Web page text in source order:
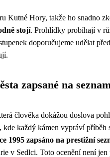
Kutné Hory, takže ho snadno
stojí. Prohlídky probíhají v
doporučujeme udělat
zapsané na
člověka dokážou doslova
kde každý kámen vypráví
1995 zapsáno na prestižní
v Sedlci. Toto ocenění není